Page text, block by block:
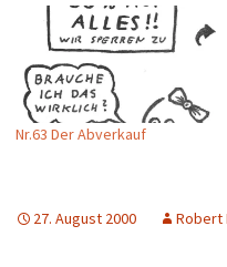
Nr.63 Der Abverkauf
27. August 2000 Robert